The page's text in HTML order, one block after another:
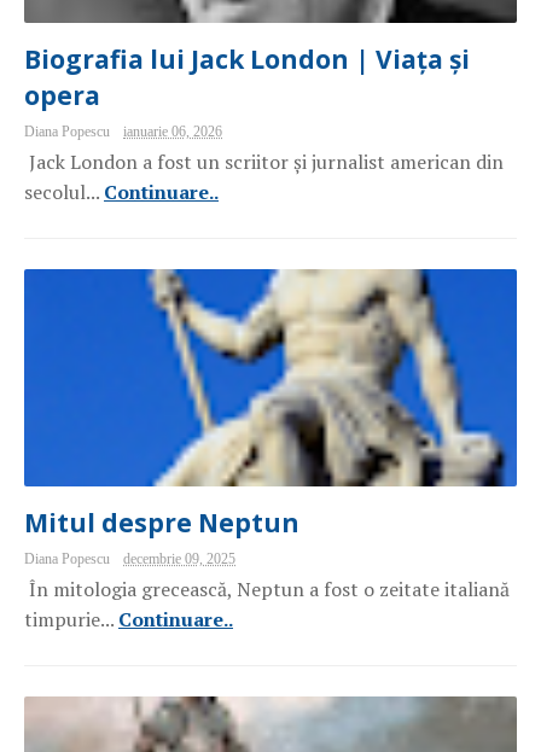
Biografia lui Jack London | Viața și
opera
Diana Popescu ianuarie 06, 2026
Jack London a fost un scriitor și jurnalist american din
secolul... Continuare..
Mitul despre Neptun
Diana Popescu decembrie 09, 2025
În mitologia grecească, Neptun a fost o zeitate italiană
timpurie... Continuare..